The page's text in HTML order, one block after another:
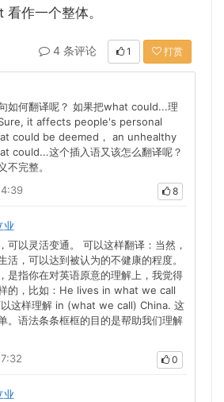
看作一个整体。
4 条评论 1 打赏
如何翻译呢？ 如果把what could...理
it affects people's personal
could be deemed， an unhealthy
could...这个插入语又该怎么翻译呢？
不完整。
8
业
可以灵活变通。 可以这样翻译：当然，
活，可以达到被认为的不健康的程度。
是指你在对英语原意的理解上，我觉得
的，比如：He lives in what we call
这样理解 in (what we call) China. 这
。语法条条框框的目的是帮助我们理解
0
业